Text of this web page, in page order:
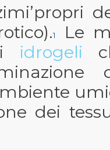
1
Le
idrogeli
dei